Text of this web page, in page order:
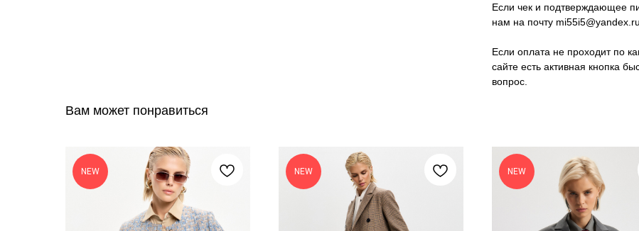
Если чек и подтверждающее
нам на почту mi55i5@yandex.ru
Если оплата не проходит по
сайте есть активная кнопка
вопрос.
Вам может понравиться
NEW NEW NEW